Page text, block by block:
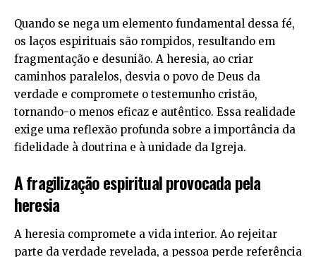
Quando se nega um elemento fundamental dessa fé,
os laços espirituais são rompidos, resultando em
fragmentação e desunião. A heresia, ao criar
caminhos paralelos, desvia o povo de Deus da
verdade e compromete o testemunho cristão,
tornando-o menos eficaz e autêntico. Essa realidade
exige uma reflexão profunda sobre a importância da
fidelidade à doutrina e à unidade da Igreja.
A fragilização espiritual provocada pela
heresia
A heresia compromete a vida interior. Ao rejeitar
parte da verdade revelada, a pessoa perde referência